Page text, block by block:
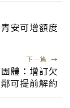
安可增額度
下一篇 →
體：增訂欠
可提前解約